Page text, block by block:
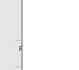
Flugbegleiter